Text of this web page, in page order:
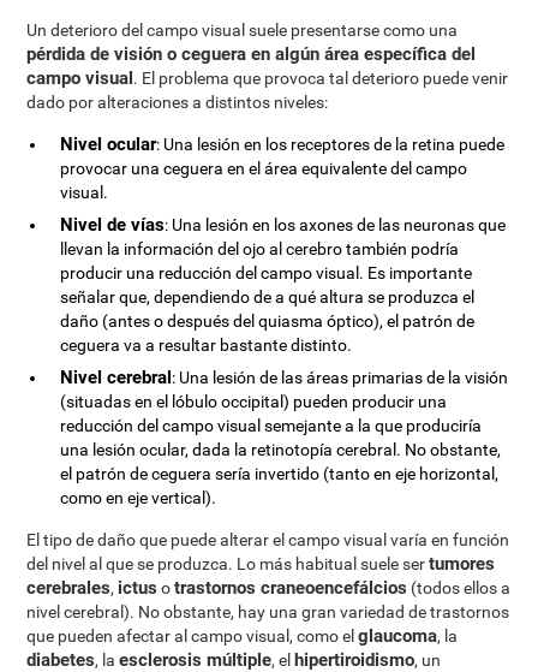
Un deterioro del campo visual suele presentarse como una
pérdida de visión o ceguera en algún área específica del
campo visual. El problema que provoca tal deterioro puede venir
dado por alteraciones a distintos niveles:
Nivel ocular: Una lesión en los receptores de la retina puede
provocar una ceguera en el área equivalente del campo
visual.
Nivel de vías: Una lesión en los axones de las neuronas que
llevan la información del ojo al cerebro también podría
producir una reducción del campo visual. Es importante
señalar que, dependiendo de a qué altura se produzca el
daño (antes o después del quiasma óptico), el patrón de
ceguera va a resultar bastante distinto.
Nivel cerebral: Una lesión de las áreas primarias de la visión
(situadas en el lóbulo occipital) pueden producir una
reducción del campo visual semejante a la que produciría
una lesión ocular, dada la retinotopía cerebral. No obstante,
el patrón de ceguera sería invertido (tanto en eje horizontal,
como en eje vertical).
El tipo de daño que puede alterar el campo visual varía en función
del nivel al que se produzca. Lo más habitual suele sertumores
cerebrales, ictus otrastornos craneoencefálcios (todos ellos a
nivel cerebral). No obstante, hay una gran variedad de trastornos
que pueden afectar al campo visual, como elglaucoma, la
diabetes, laesclerosis múltiple, el hipertiroidismo, un